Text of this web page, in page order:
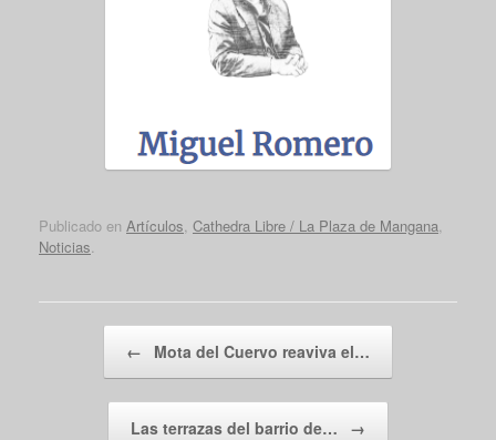
Publicado en Artículos Cathedra Libre / La Plaza de Mangana
Noticias
← Mota del Cuervo reaviva el…
Las terrazas del barrio de… →